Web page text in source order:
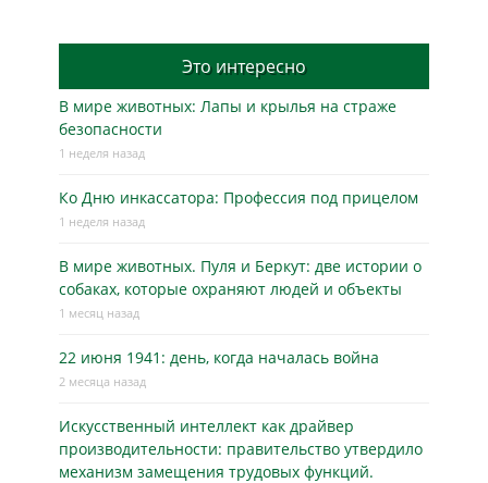
Это интересно
В мире животных: Лапы и крылья на страже
безопасности
1 неделя назад
Ко Дню инкассатора: Профессия под прицелом
1 неделя назад
В мире животных. Пуля и Беркут: две истории о
собаках, которые охраняют людей и объекты
1 месяц назад
22 июня 1941: день, когда началась война
2 месяца назад
Искусственный интеллект как драйвер
производительности: правительство утвердило
механизм замещения трудовых функций.